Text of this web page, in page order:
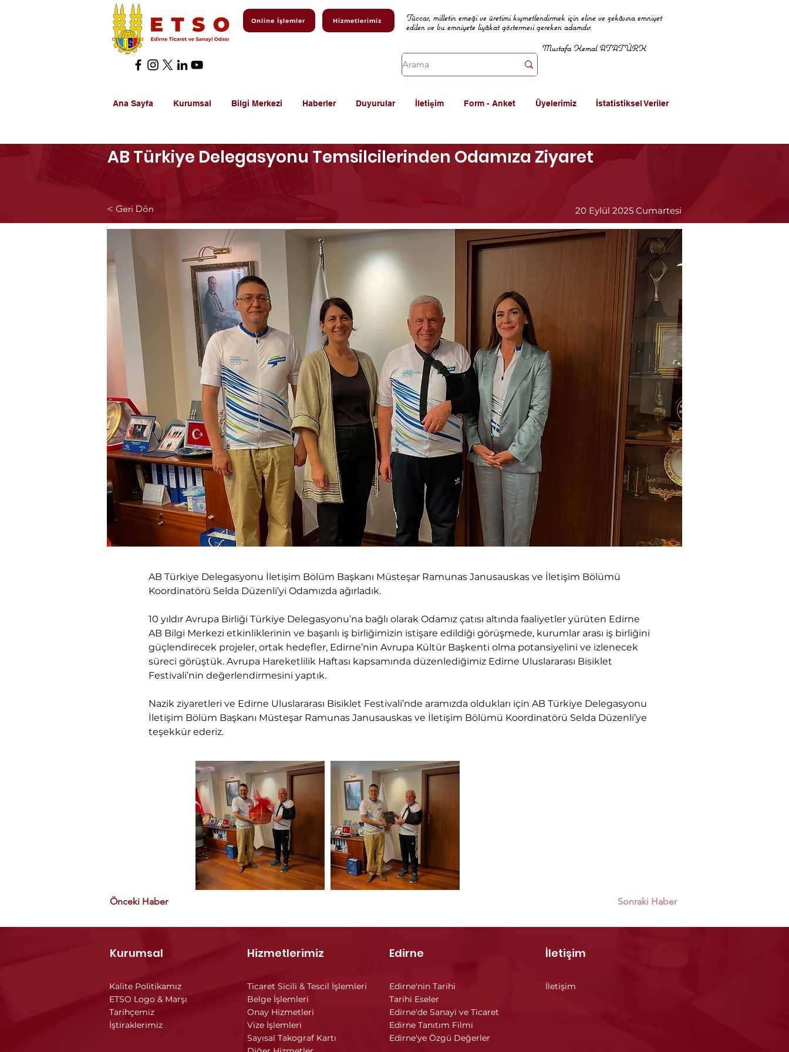
Online İşlemler Hizmetlerimiz
Tüccar, milletin emeği ve üretimi kıymetlendirmek için eline ve zekâsına emniyet
edilen ve bu emniyete liyâkat göstermesi gereken adamdır.
Mustafa Kemal ATATÜRK
Ana Sayfa Kurumsal Bilgi Merkezi Haberler Duyurular İletişim Form - Anket Üyelerimiz İstatistiksel Veriler
AB Türkiye Delegasyonu Temsilcilerinden Odamıza Ziyaret
< Geri Dön 20 Eylül 2025 Cumartesi
AB Türkiye Delegasyonu İletişim Bölüm Başkanı Müsteşar Ramunas Janusauskas ve İletişim Bölümü
Koordinatörü Selda Düzenli’yi Odamızda ağırladık.
10 yıldır Avrupa Birliği Türkiye Delegasyonu’na bağlı olarak Odamız çatısı altında faaliyetler yürüten Edirne
AB Bilgi Merkezi etkinliklerinin ve başarılı iş birliğimizin istişare edildiği görüşmede, kurumlar arası iş birliğini
güçlendirecek projeler, ortak hedefler, Edirne’nin Avrupa Kültür Başkenti olma potansiyelini ve izlenecek
süreci görüştük. Avrupa Hareketlilik Haftası kapsamında düzenlediğimiz Edirne Uluslararası Bisiklet
Festivali’nin değerlendirmesini yaptık.
Nazik ziyaretleri ve Edirne Uluslararası Bisiklet Festivali’nde aramızda oldukları için AB Türkiye Delegasyonu
İletişim Bölüm Başkanı Müsteşar Ramunas Janusauskas ve İletişim Bölümü Koordinatörü Selda Düzenli’ye
teşekkür ederiz.
Önceki Haber Sonraki Haber
Kurumsal Hizmetlerimiz Edirne
Kalite Politikamız
ETSO Logo & Marşı
Tarihçemiz
İştiraklerimiz
Ticaret Sicili & Tescil İşlemleri
Belge İşlemleri
Onay Hizmetleri
Vize İşlemleri
Sayısal Takograf Kartı
Edirne'nin Tarihi
Tarihi Eseler
Edirne'de Sanayi ve Ticaret
Edirne Tanıtım Filmi
Edirne'ye Özgü Değerler
İletişim
İletişim